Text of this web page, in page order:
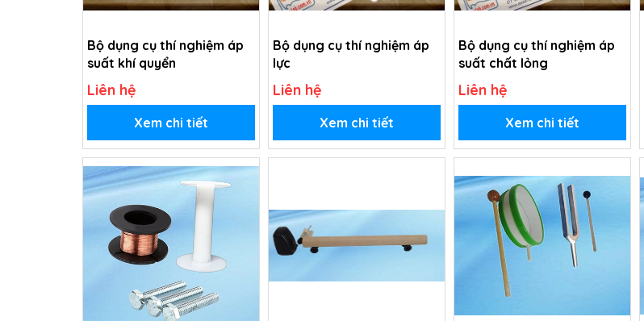
Bộ dụng cụ thí nghiệm áp
suất khí quyển
Liên hệ
Xem chi tiết
Bộ dụng cụ thí nghiệm áp
lực
Liên hệ
Xem chi tiết
Bộ dụng cụ thí nghiệm áp
suất chất lỏng
Liên hệ
Xem chi tiết